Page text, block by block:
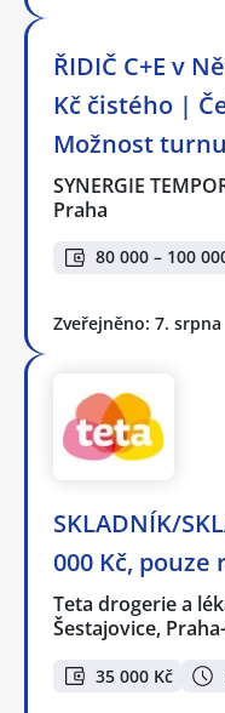
ŘIDIČ C+E v
Kč čistého |
Možnost
SYNERGIE
Praha
80 000 – 100
Zveřejněno: 7. srpna
SKLADNÍK/
000 Kč, pouze
Teta drogerie a
Šestajovice,
35 000 Kč